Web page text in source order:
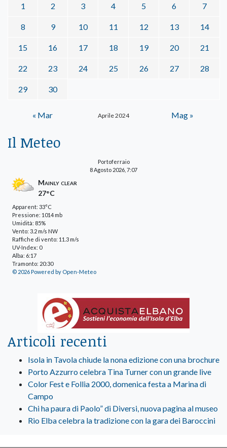
Aprile 2024
1 2 3 4 5 6 7
8 9 10 11 12 13 14
15 16 17 18 19 20 21
22 23 24 25 26 27 28
29 30
« Mar Mag »
Il Meteo
Portoferraio
8 Agosto 2026, 7:07
Mainly clear
27°C
Apparent: 33°C
Pressione: 1014 mb
Umidità: 85%
Vento: 3.2 m/s NW
Raffiche di vento: 11.3 m/s
UV-Index: 0
Alba: 6:17
Tramonto: 20:30
© 2026 Powered by Open-Meteo
Articoli recenti
Isola in Tavola chiude la nona edizione con una brochure
Porto Azzurro celebra Tina Turner con un grande live
Color Fest e Follia 2000, domenica festa a Marina di
Campo
Chi ha paura di Paolo” di Diversi, nuova pagina al museo
Rio Elba celebra la tradizione con la gara dei Baroccini